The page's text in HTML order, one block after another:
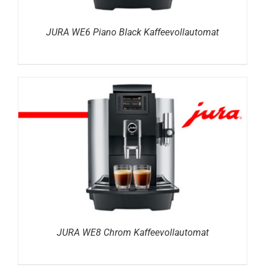
JURA WE6 Piano Black Kaffeevollautomat
DETAILS
JURA WE8 Chrom Kaffeevollautomat